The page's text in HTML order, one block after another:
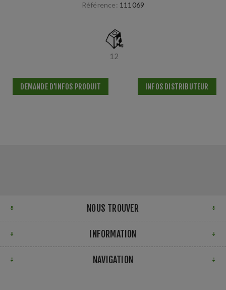
Référence: 111069
12
DEMANDE D'INFOS PRODUIT INFOS DISTRIBUTEUR
NOUS TROUVER
INFORMATION
NAVIGATION